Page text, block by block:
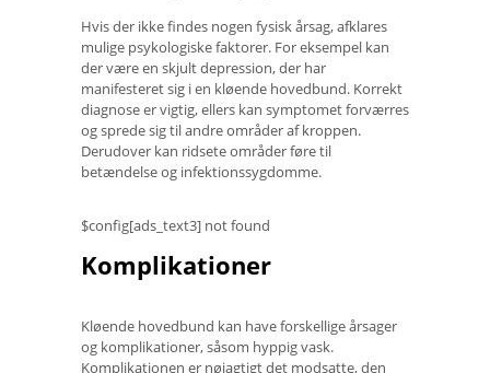
Hvis der ikke findes nogen fysisk årsag, afklares
mulige psykologiske faktorer. For eksempel kan
der være en skjult depression, der har
manifesteret sig i en kløende hovedbund. Korrekt
diagnose er vigtig, ellers kan symptomet forværres
og sprede sig til andre områder af kroppen.
Derudover kan ridsete områder føre til
betændelse og infektionssygdomme.
$config[ads_text3] not found
Komplikationer
Kløende hovedbund kan have forskellige årsager
og komplikationer, såsom hyppig vask.
Komplikationen er nøjagtigt det modsatte, den